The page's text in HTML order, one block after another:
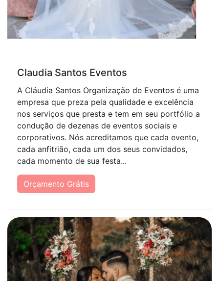
Claudia Santos Eventos
A Cláudia Santos Organização de Eventos é uma
empresa que preza pela qualidade e excelência
nos serviços que presta e tem em seu portfólio a
condução de dezenas de eventos sociais e
corporativos. Nós acreditamos que cada evento,
cada anfitrião, cada um dos seus convidados,
cada momento de sua festa...
Orçamento Grátis